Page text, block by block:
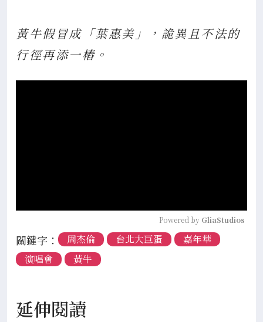
黃牛假冒成「葉惠美」，詭異且不法的
行徑再添一樁。
Powered by GliaStudios
關鍵字： 周杰倫 台北大巨蛋
嘉年華
演唱會
黃牛
延伸閱讀